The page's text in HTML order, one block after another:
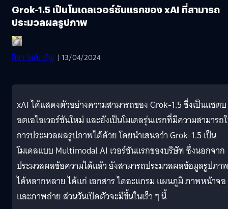
Grok-1.5 เป็นโมเดลเวอร์ชันแรกของ xAI ที่สามารถ
ประมวลผลรูปภาพ
ศิลา วงศ์เจริญ | 13/04/2024
xAI ได้แสดงตัวอย่างความสามารถของ Grok-1.5 ซึ่งเป็นแชตบ
อตเอไอเวอร์ชันใหม่ และยังเป็นโมเดลรุ่นแรกที่มีความสามารถ
การประมวลผลรูปภาพได้ด้วย โดยนำเสนอว่า Grok-1.5 เป็น
โมเดลแบบ Multimodal AI เวอร์ชันแรกของบริษัท ซึ่งนอกจาก
ประมวลผลข้อความได้แล้ว ยังสามารถประมวลผลข้อมูลรูปภาพ
ได้หลากหลาย ได้แก่ เอกสาร ไดอะแกรม แผนภูมิ ภาพหน้าจอ
และภาพถ่าย ส่วนวันเปิดตัวจะมีขึ้นในเร็ว ๆ นี้